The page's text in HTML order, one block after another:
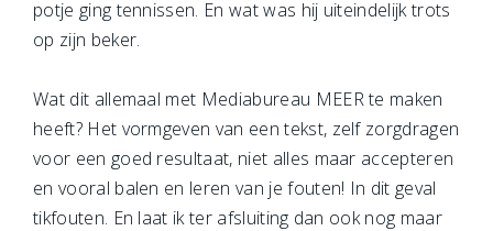
potje ging tennissen. En wat was hij uiteindelijk trots
op zijn beker.
Wat dit allemaal met Mediabureau MEER te maken
heeft? Het vormgeven van een tekst, zelf zorgdragen
voor een goed resultaat, niet alles maar accepteren
en vooral balen en leren van je fouten! In dit geval
tikfouten. En laat ik ter afsluiting dan ook nog maar